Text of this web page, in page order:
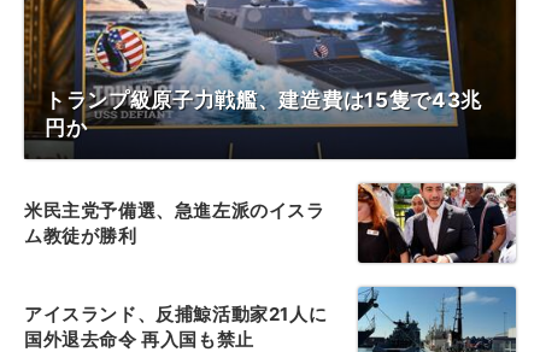
トランプ級原子力戦艦、建造費は15隻で43兆
円か
米民主党予備選、急進左派のイスラ
ム教徒が勝利
アイスランド、反捕鯨活動家21人に
国外退去命令 再入国も禁止